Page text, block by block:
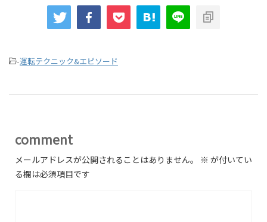
-運転テクニック&エピソード
comment
メールアドレスが公開されることはありません。 ※ が付いてい
る欄は必須項目です